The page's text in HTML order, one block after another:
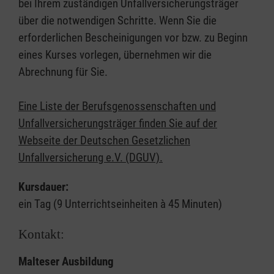
bei Ihrem zuständigen Unfallversicherungsträger
über die notwendigen Schritte. Wenn Sie die
erforderlichen Bescheinigungen vor bzw. zu Beginn
eines Kurses vorlegen, übernehmen wir die
Abrechnung für Sie.
Eine Liste der Berufsgenossenschaften und
Unfallversicherungsträger finden Sie auf der
Webseite der Deutschen Gesetzlichen
Unfallversicherung e.V. (DGUV).
Kursdauer:
ein Tag (9 Unterrichtseinheiten à 45 Minuten)
Kontakt:
Malteser Ausbildung